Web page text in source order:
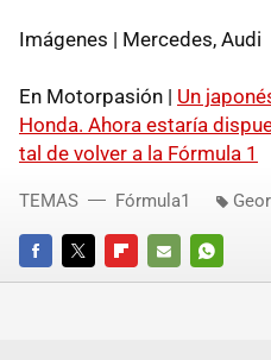
Imágenes | Mercedes, Audi
En Motorpasión | Un
Honda. Ahora estaría
tal de volver a la Fórmula 1
FACEBOOKTWITTERFLIPBOARD
E-
WHATSAPP
TEMAS Fórmula1